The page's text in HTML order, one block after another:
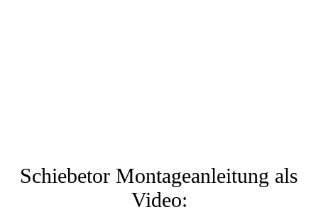
Schiebetor Montageanleitung als
Video: